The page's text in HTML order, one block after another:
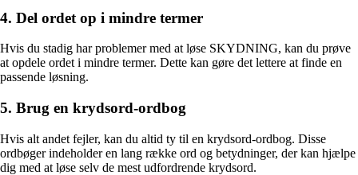
4. Del ordet op i mindre termer
Hvis du stadig har problemer med at løse SKYDNING, kan du prøve
at opdele ordet i mindre termer. Dette kan gøre det lettere at finde en
passende løsning.
5. Brug en krydsord-ordbog
Hvis alt andet fejler, kan du altid ty til en krydsord-ordbog. Disse
ordbøger indeholder en lang række ord og betydninger, der kan hjælpe
dig med at løse selv de mest udfordrende krydsord.